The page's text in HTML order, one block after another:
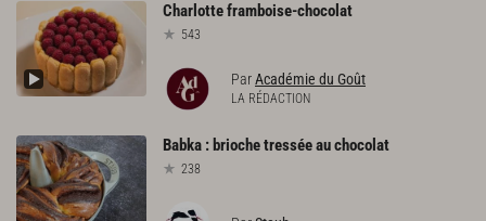
Charlotteframboise-chocolat
543
ParAcadémie du Goût
LA RÉDACTION
Babka : briochetresséeauchocolat
238